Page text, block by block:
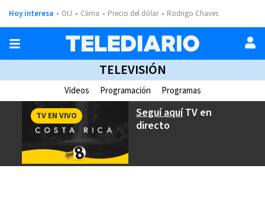
Hoy interesa OIJ Clima Precio del dólar Rodrigo Chaves
TELEVISIÓN
Videos Programación Programas
Seguí aquíTV en
directo
TV EN VIVO